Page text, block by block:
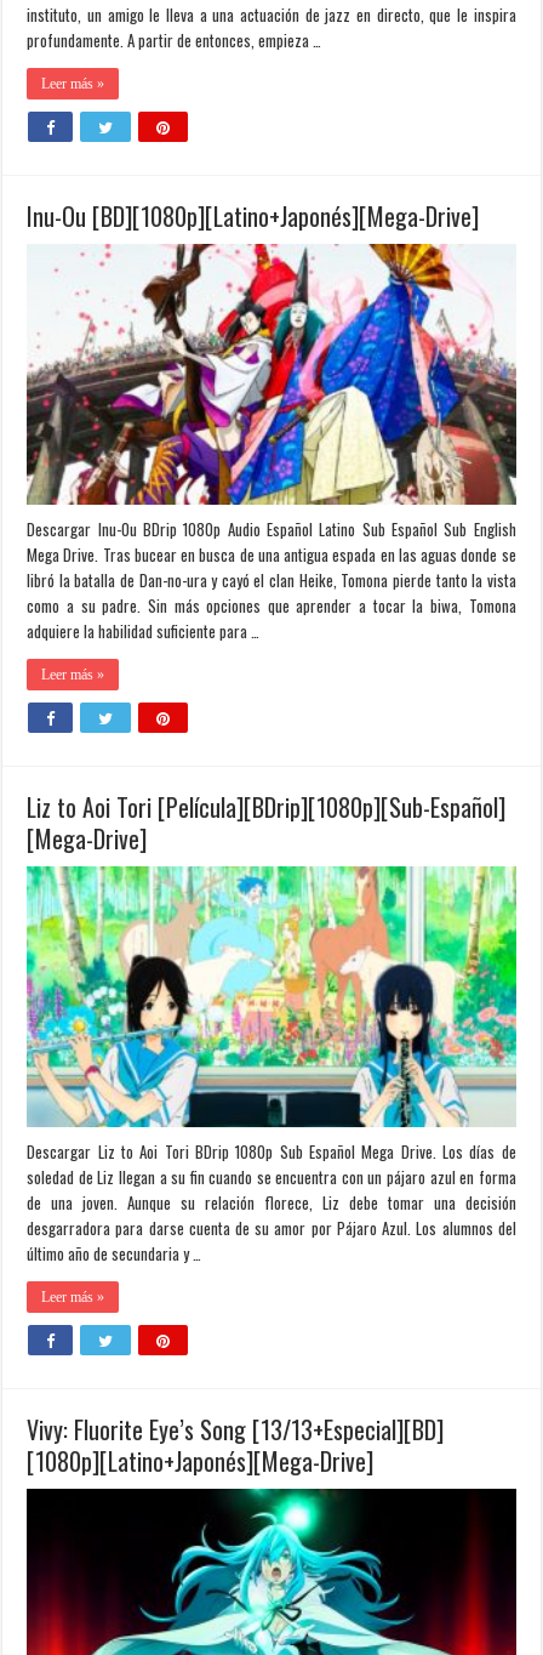
instituto, un amigo le lleva a una actuación de jazz en directo, que le inspira
profundamente. A partir de entonces, empieza …
Leer más »
Inu-Ou [BD][1080p][Latino+Japonés][Mega-Drive]
Descargar Inu-Ou BDrip 1080p Audio Español Latino Sub Español Sub English
Mega Drive. Tras bucear en busca de una antigua espada en las aguas donde se
libró la batalla de Dan-no-ura y cayó el clan Heike, Tomona pierde tanto la vista
como a su padre. Sin más opciones que aprender a tocar la biwa, Tomona
adquiere la habilidad suficiente para …
Leer más »
Liz to Aoi Tori [Película][BDrip][1080p][Sub-Español]
[Mega-Drive]
Descargar Liz to Aoi Tori BDrip 1080p Sub Español Mega Drive. Los días de
soledad de Liz llegan a su fin cuando se encuentra con un pájaro azul en forma
de una joven. Aunque su relación florece, Liz debe tomar una decisión
desgarradora para darse cuenta de su amor por Pájaro Azul. Los alumnos del
último año de secundaria y …
Leer más »
Vivy: Fluorite Eye’s Song [13/13+Especial][BD]
[1080p][Latino+Japonés][Mega-Drive]